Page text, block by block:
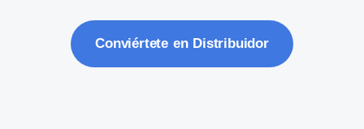
Conviértete en Distribuidor